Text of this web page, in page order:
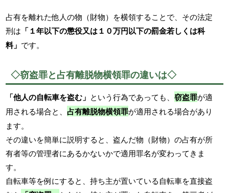
占有を離れた他人の物（財物）を横領することで、その法定
刑は 「１年以下の懲役又は１０万円以下の罰金若しくは科
料」 です。
◇窃盗罪と占有離脱物横領罪の違いは◇
「他人の自転車を盗む」 という行為であっても、窃盗罪が適
用される場合と、占有離脱物横領罪が適用される場合があり
ます。
その違いを簡単に説明すると、盗んだ物（財物）の占有が所
有者等の管理者にあるかないかで適用罪名が変わってきま
す。
自転車等を例にすると、持ち主が置いている自転車を直接盗